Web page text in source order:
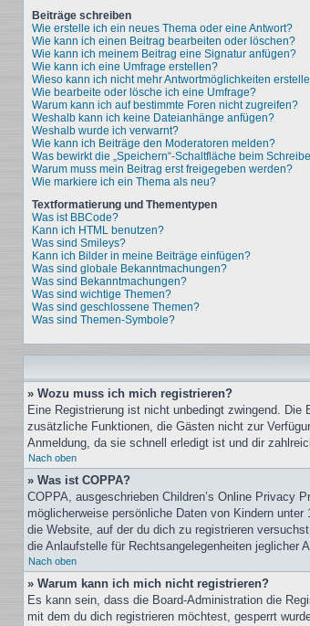
Beiträge schreiben
Wie erstelle ich ein neues Thema oder eine Antwort?
Wie kann ich einen Beitrag bearbeiten oder löschen?
Wie kann ich meinem Beitrag eine Signatur anfügen?
Wie kann ich eine Umfrage erstellen?
Wieso kann ich nicht mehr Antwortmöglichkeiten
Wie bearbeite oder lösche ich eine Umfrage?
Warum kann ich auf bestimmte Foren nicht zugreifen?
Weshalb kann ich keine Dateianhänge anfügen?
Weshalb wurde ich verwarnt?
Wie kann ich Beiträge den Moderatoren melden?
Was bewirkt die „Speichern“-Schaltfläche beim
Warum muss mein Beitrag erst freigegeben werden?
Wie markiere ich ein Thema als neu?
Textformatierung und Thementypen
Was ist BBCode?
Kann ich HTML benutzen?
Was sind Smileys?
Kann ich Bilder in meine Beiträge einfügen?
Was sind globale Bekanntmachungen?
Was sind Bekanntmachungen?
Was sind wichtige Themen?
Was sind geschlossene Themen?
Was sind Themen-Symbole?
» Wozu muss ich mich registrieren?
Eine Registrierung ist nicht unbedingt zwingend.
zusätzliche Funktionen, die Gästen nicht zur
Anmeldung, da sie schnell erledigt ist und dir
Nach oben
» Was ist COPPA?
COPPA, ausgeschrieben Children’s Online Privacy
möglicherweise persönliche Daten von Kindern
die Website, auf der du dich zu registrieren
die Anlaufstelle für Rechtsangelegenheiten jeglicher
Nach oben
» Warum kann ich mich nicht registrieren?
Es kann sein, dass die Board-Administration die
mit dem du dich registrieren möchtest, gesperrt